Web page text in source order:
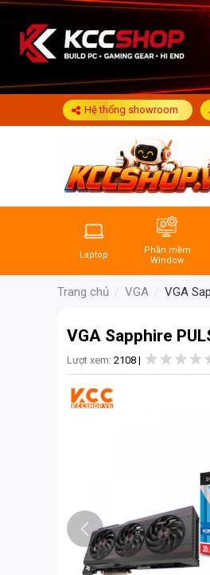
Hệ thống showroom
Laptop
Phần mềm
Window
Trang chủ VGA VGA
VGA Sapphire
Lượt xem: 2108 |